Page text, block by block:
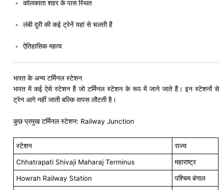
कोलकाता शहर के पास स्थित
लंबी दूरी की कई ट्रेनें यहां से चलती हैं
ऐतिहासिक महत्व
भारत के अन्य टर्मिनल स्टेशन
भारत में कई ऐसे स्टेशन हैं जो टर्मिनल स्टेशन के रूप में जाने जाते हैं। इन स्टेशनों से
ट्रेन आगे नहीं जाती बल्कि वापस लौटती है।
कुछ प्रमुख टर्मिनल स्टेशन: Railway Junction
स्टेशन राज्य
Chhatrapati Shivaji Maharaj Terminus महाराष्ट्र
Howrah Railway Station पश्चिम बंगाल